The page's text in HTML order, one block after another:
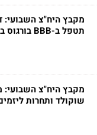
מקבץ היח"צ השבועי:
תטפל ב-BBB בורגוס בורגר בר
מקבץ היח"צ השבועי:
שוקולד ותחרות